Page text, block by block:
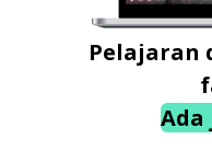
Pelajaran
Ada